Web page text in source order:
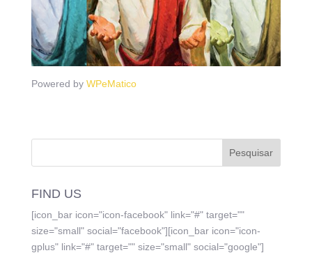
Powered by WPeMatico
FIND US
[icon_bar icon="icon-facebook" link="#" target=""
size="small" social="facebook"][icon_bar icon="icon-
gplus" link="#" target="" size="small" social="google"]